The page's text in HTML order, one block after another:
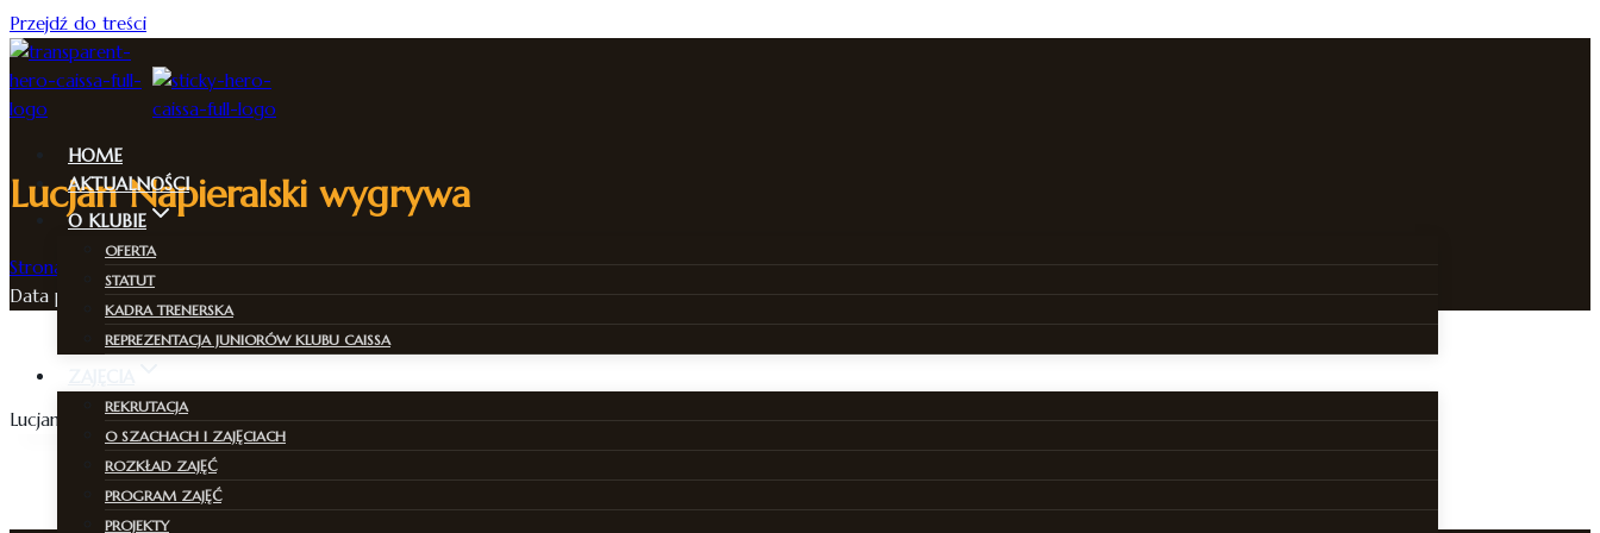
Przejdź do treści
HOME
AKTUALNOŚCI
O KLUBIE
OFERTA
STATUT
KADRA TRENERSKA
REPREZENTACJA JUNIORÓW KLUBU CAISSA
REKRUTACJA
O SZACHACH I ZAJĘCIACH
ROZKŁAD ZAJĘĆ
PROGRAM ZAJĘĆ
PROJEKTY
Lucjan Napieralski wygrywa
Strona Główna / Aktualności / Lucjan Napieralski wygrywa
Data publikacji12/06/202226/03/2026
Lucjan Napieralski wygrywa turniej FIDE w Ursusie